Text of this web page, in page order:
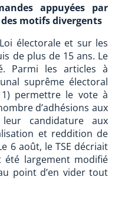
appuyées par
motifs divergents
électorale et sur les
de plus de 15 ans. Le
Parmi les articles à
suprême électoral
1) permettre le vote à
d’adhésions aux
candidature aux
et reddition de
6 août, le TSE décriait
largement modifié
point d’en vider tout